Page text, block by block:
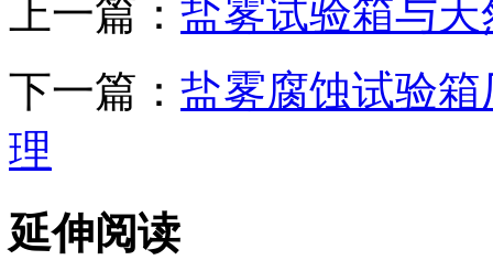
上一篇： 盐雾试验箱与
下一篇： 盐雾腐蚀试验
理
延伸阅读